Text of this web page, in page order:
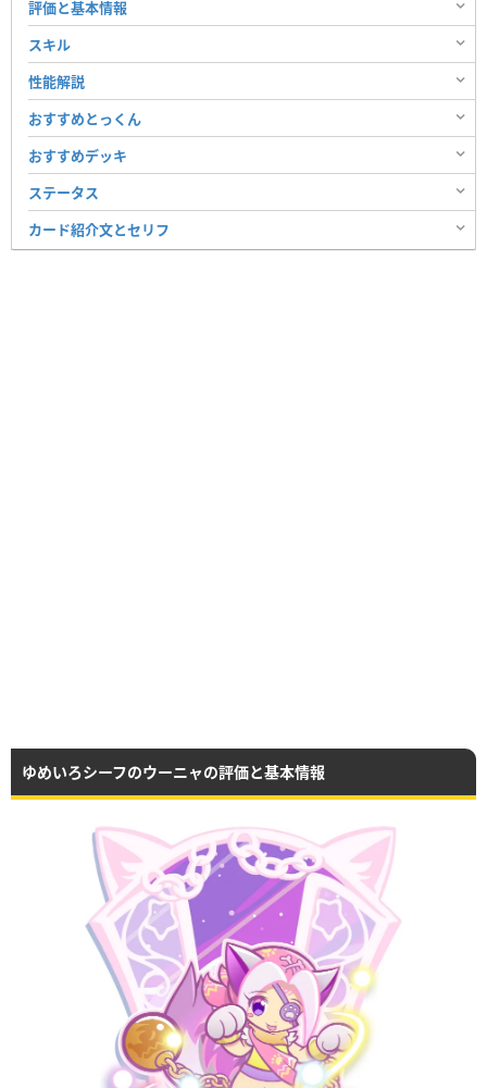
評価と基本情報
スキル
性能解説
おすすめとっくん
おすすめデッキ
ステータス
カード紹介文とセリフ
ゆめいろシーフのウーニャの評価と基本情報